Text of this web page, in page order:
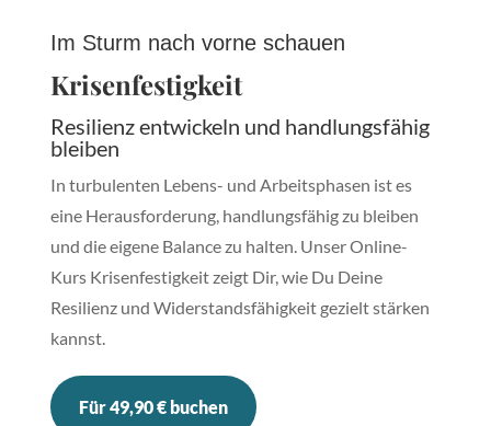
Im Sturm nach vorne schauen
Krisenfestigkeit
Resilienz entwickeln und handlungsfähig
bleiben
In turbulenten Lebens- und Arbeitsphasen ist es
eine Herausforderung, handlungsfähig zu bleiben
und die eigene Balance zu halten. Unser Online-
Kurs Krisenfestigkeit zeigt Dir, wie Du Deine
Resilienz und Widerstandsfähigkeit gezielt stärken
kannst.
Für 49,90 € buchen